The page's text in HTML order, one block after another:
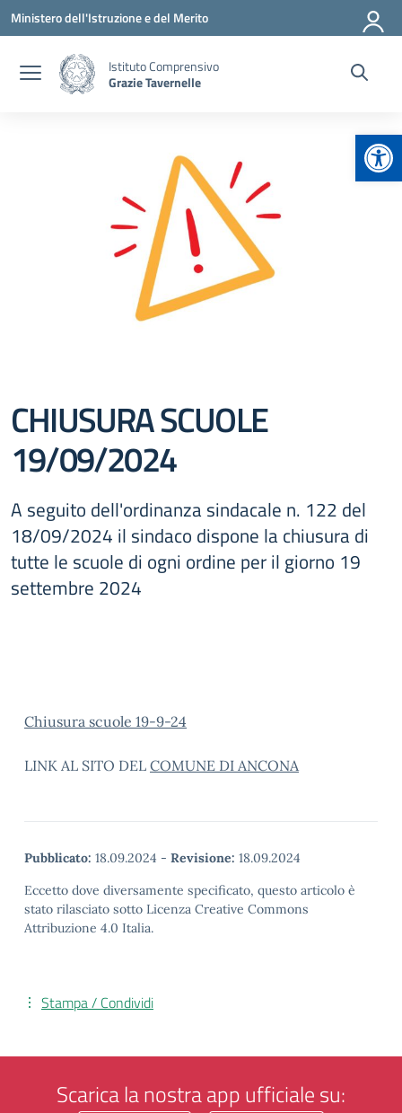
Vai ai contenuti
Vai al menu di navigazione
Vai al footer
Ministero dell'Istruzione e del Merito
Istituto Comprensivo
Grazie Tavernelle
CHIUSURA SCUOLE
19/09/2024
A seguito dell'ordinanza sindacale n. 122 del
18/09/2024 il sindaco dispone la chiusura di
tutte le scuole di ogni ordine per il giorno 19
settembre 2024
Chiusura scuole 19-9-24
LINK AL SITO DEL COMUNE DI ANCONA
Pubblicato: 18.09.2024 - Revisione: 18.09.2024
Eccetto dove diversamente specificato, questo articolo è
stato rilasciato sotto Licenza Creative Commons
Attribuzione 4.0 Italia.
Stampa / Condividi
Scarica la nostra app ufficiale su: